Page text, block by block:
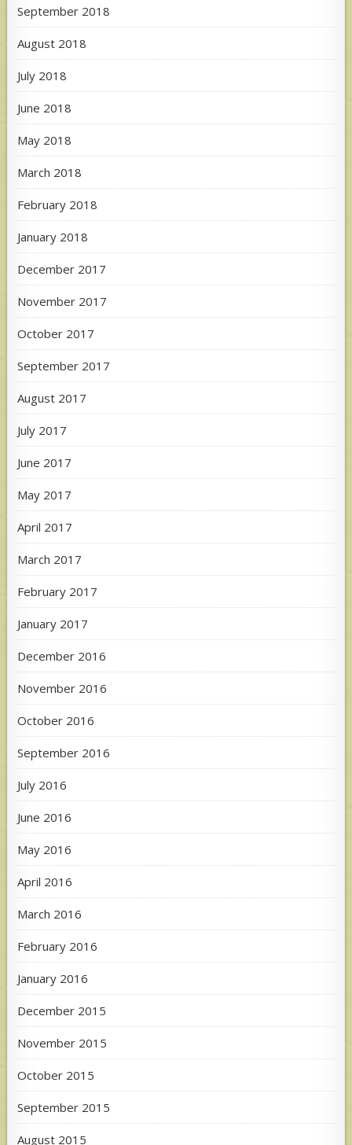
September 2018
August 2018
July 2018
June 2018
May 2018
March 2018
February 2018
January 2018
December 2017
November 2017
October 2017
September 2017
August 2017
July 2017
June 2017
May 2017
April 2017
March 2017
February 2017
January 2017
December 2016
November 2016
October 2016
September 2016
July 2016
June 2016
May 2016
April 2016
March 2016
February 2016
January 2016
December 2015
November 2015
October 2015
September 2015
August 2015